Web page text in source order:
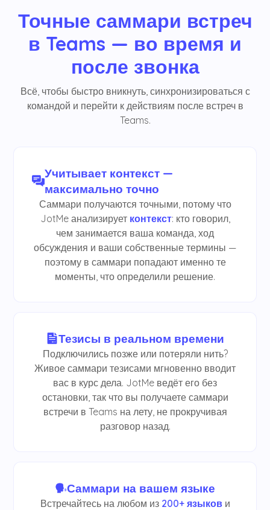
Точные саммари встреч
в Teams — во время и
после звонка
Всё, чтобы быстро вникнуть, синхронизироваться с
командой и перейти к действиям после встреч в
Teams.
Учитывает контекст —
максимально точно
Саммари получаются точными, потому что
JotMe анализирует контекст: кто говорил,
чем занимается ваша команда, ход
обсуждения и ваши собственные термины —
поэтому в саммари попадают именно те
моменты, что определили решение.
Тезисы в реальном времени
Подключились позже или потеряли нить?
Живое саммари тезисами мгновенно вводит
вас в курс дела. JotMe ведёт его без
остановки, так что вы получаете саммари
встречи в Teams на лету, не прокручивая
разговор назад.
Саммари на вашем языке
Встречайтесь на любом из 200+ языкови